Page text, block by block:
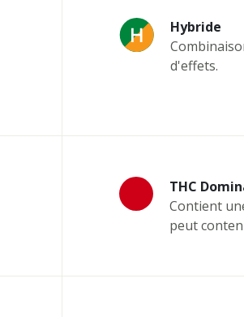
Hybride
d'effets.
THC
Contient
peut